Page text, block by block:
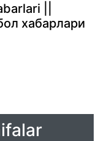
||
хабарлари